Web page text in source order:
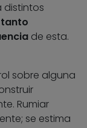
distintos
de esta.
sobre alguna
Rumiar
se estima